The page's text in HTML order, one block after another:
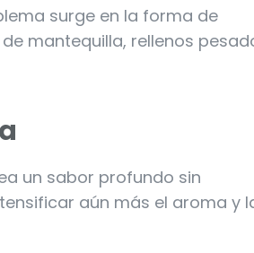
surge en la forma de
mantequilla, rellenos
un sabor profundo sin
aún más el aroma y